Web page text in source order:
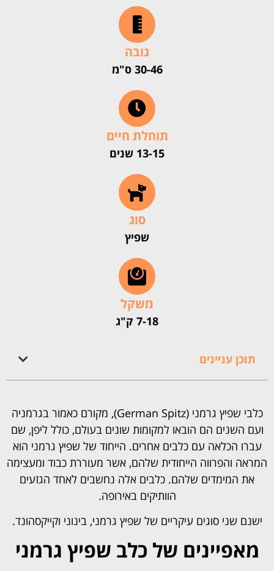
גובה
30-46 ס"מ
תוחלת חיים
13-15 שנים
סוג
שפיץ
משקל
7-18 ק"ג
תוכן עניינים
כלבי שפיץ גרמני (German Spitz), מקורם כאמור בגרמניה
ועם השנים הם הובאו למקומות שונים בעולם, כולל ליפן, שם
עברו הכלאה עם כלבים אחרים. הייחוד של שפיץ גרמני הוא
המראה והפרווה הייחודית שלהם, אשר מעוררת כבוד ומעצימה
את המימדים שלהם. כלבים אלה נחשבים לאחד הגזעים
הוותיקים באירופה.
ישנם שני סוגים עיקריים של שפיץ גרמני, בינוני וקייקסהונד.
מאפיינים של כלב שפיץ גרמני